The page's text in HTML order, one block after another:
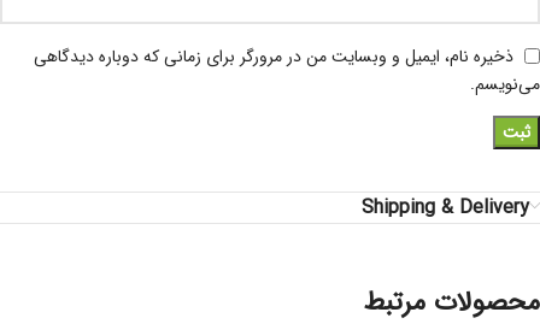
ذخیره نام، ایمیل و وبسایت من در مرورگر برای زمانی که دوباره دیدگاهی
می‌نویسم.
Shipping & Delivery
محصولات مرتبط